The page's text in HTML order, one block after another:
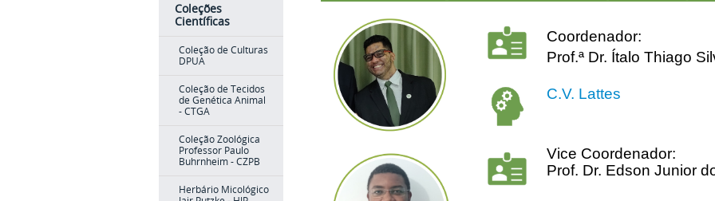
Coleções
Científicas
Coleção de Culturas
DPUA
Coleção de Tecidos
de Genética Animal
- CTGA
Coleção Zoológica
Professor Paulo
Buhrnheim - CZPB
Herbário Micológico
Coordenador:
Prof.ª Dr. Ítalo Thiago
C.V. Lattes
Vice Coordenador:
Prof. Dr. Edson Junior